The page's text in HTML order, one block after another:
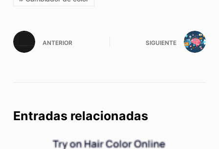
ANTERIOR SIGUIENTE
Entradas relacionadas